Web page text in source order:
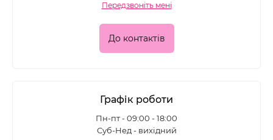
Передзвоніть мені
До контактів
Графік роботи
Пн-пт - 09:00 - 18:00
Суб-Нед - вихідний